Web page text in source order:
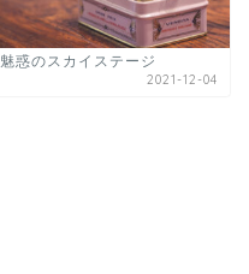
魅惑のスカイステージ
2021-12-04